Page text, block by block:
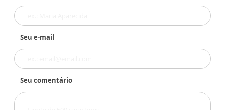
Seu e-mail
Seu comentário